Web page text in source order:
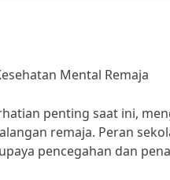
Mental Remaja
penting saat ini,
remaja. Peran
pencegahan dan